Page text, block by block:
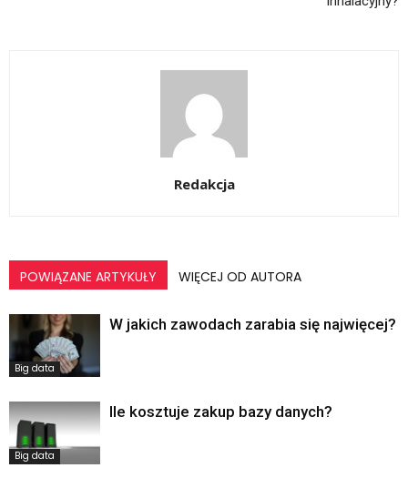
Redakcja
POWIĄZANE ARTYKUŁY WIĘCEJ OD AUTORA
Big data
W jakich zawodach zarabia się najwięcej?
Big data
Ile kosztuje zakup bazy danych?